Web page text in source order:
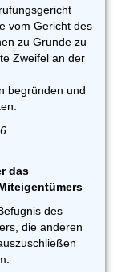
vom Gericht des
zu Grunde zu
Zweifel an der
begründen und
das
des
die anderen